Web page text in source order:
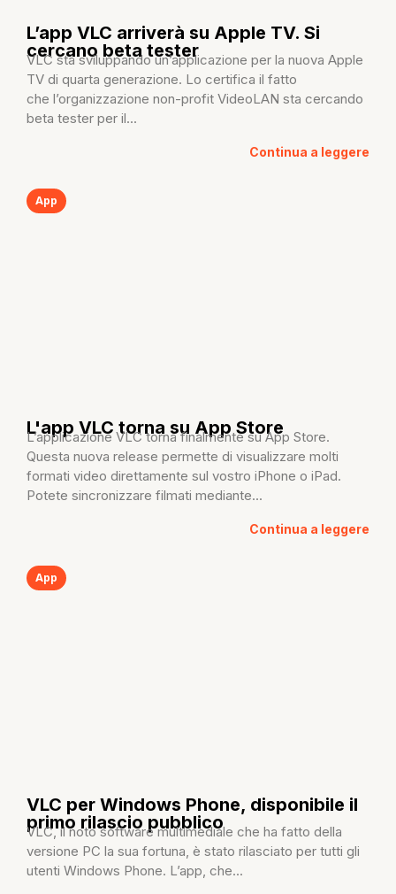
L’app VLC arriverà su Apple TV. Si
cercano beta tester
VLC sta sviluppando un’applicazione per la nuova Apple
TV di quarta generazione. Lo certifica il fatto
che l’organizzazione non-profit VideoLAN sta cercando
beta tester per il...
Continua a leggere
App
L'app VLC torna su App Store
L’applicazione VLC torna finalmente su App Store.
Questa nuova release permette di visualizzare molti
formati video direttamente sul vostro iPhone o iPad.
Potete sincronizzare filmati mediante...
Continua a leggere
App
VLC per Windows Phone, disponibile il
primo rilascio pubblico
VLC, il noto software multimediale che ha fatto della
versione PC la sua fortuna, è stato rilasciato per tutti gli
utenti Windows Phone. L’app, che...